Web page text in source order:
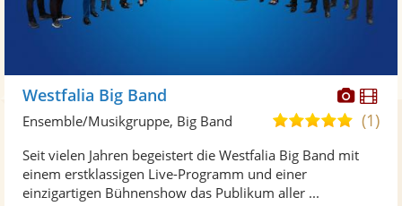
Fotos
Westfalia Big Band
5,0
5
(1)
Ensemble/Musikgruppe, Big Band
Seit vielen Jahren begeistert die Westfalia Big Band mit
einem erstklassigen Live-Programm und einer
einzigartigen Bühnenshow das Publikum aller ...